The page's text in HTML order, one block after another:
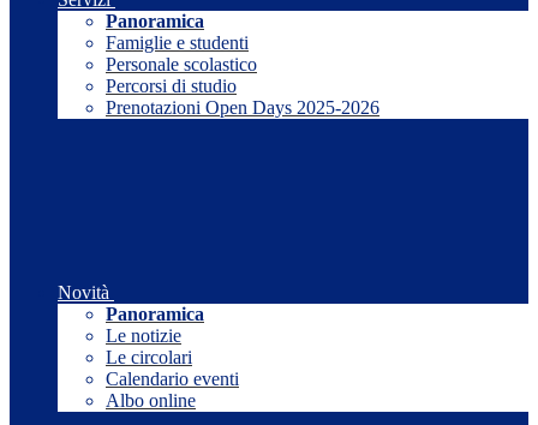
Panoramica
Famiglie e studenti
Personale scolastico
Percorsi di studio
Prenotazioni Open Days 2025-2026
Novità
Panoramica
Le notizie
Le circolari
Calendario eventi
Albo online